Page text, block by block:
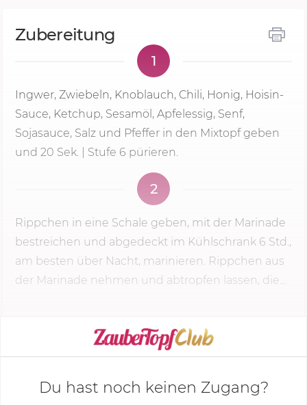
Zubereitung
1
Ingwer, Zwiebeln, Knoblauch, Chili, Honig, Hoisin-
Sauce, Ketchup, Sesamöl, Apfelessig, Senf,
Sojasauce, Salz und Pfeffer in den Mixtopf geben
und 20 Sek. Stufe 6 pürieren.
2
Rippchen in eine Schale geben, mit der Marinade
bestreichen und abgedeckt im Kühlschrank 6 Std.,
am besten über Nacht, marinieren. Rippchen aus
der Marinade nehmen und abtropfen lassen, die...
KOCHMODUS STARTEN
Du hast noch keinen Zugang?